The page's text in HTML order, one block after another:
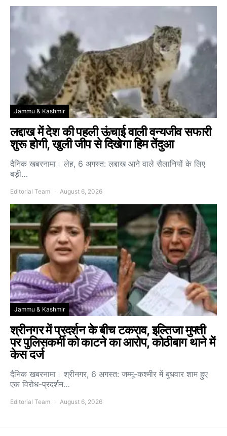
Jammu & Kashmir
लद्दाख में देश की पहली ऊंचाई वाली वन्यजीव सफारी
शुरू होगी, खुली जीप से दिखेगा हिम तेंदुआ
दैनिक खबरनामा। लेह, 6 अगस्त: लद्दाख आने वाले सैलानियों के लिए
बड़ी…
Editorial Team August 6, 2026
Jammu & Kashmir
श्रीनगर में प्रदर्शन के बीच टकराव, इल्तिजा मुफ्ती
पर पुलिसकर्मी को काटने का आरोप, कोठीबाग थाने में
केस दर्ज
दैनिक खबरनामा। श्रीनगर, 6 अगस्त: जम्मू-कश्मीर में बुधवार शाम हुए
एक विरोध-प्रदर्शन…
Editorial Team August 6, 2026